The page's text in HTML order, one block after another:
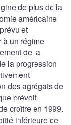
de plus de la
américaine
et
à un régime
de la
la progression
des agrégats de
prévoit
croître en 1999.
inférieure de